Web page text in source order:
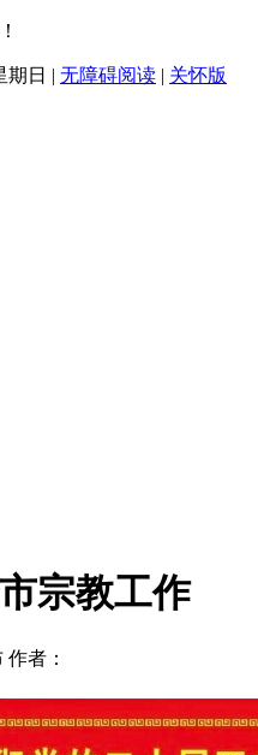
期日 | 无障碍阅读 | 关怀版
宗教工作
作者：